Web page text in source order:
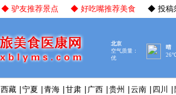
◆ 驴友推荐景点 ◆ 好吃嘴推荐美食 ◆ 投稿
西藏 宁夏 青海 甘肃 广西 贵州 云南 四川